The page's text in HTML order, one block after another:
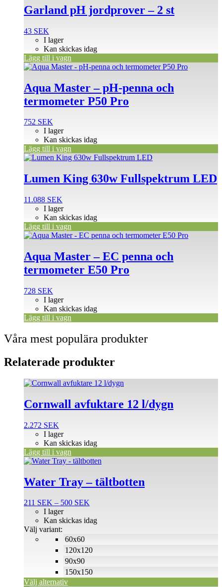
Garland pH jordprover – 2 st
43 SEK
I lager
Kan skickas idag
Lägg till i vagn
Aqua Master – pH-penna och
termometer P50 Pro
752 SEK
I lager
Kan skickas idag
Lägg till i vagn
Lumen King 630w Fullspektrum LED
11.088 SEK
I lager
Kan skickas idag
Lägg till i vagn
Aqua Master – EC penna och
termometer E50 Pro
728 SEK
I lager
Kan skickas idag
Lägg till i vagn
Våra mest populära produkter
Relaterade produkter
Cornwall avfuktare 12 l/dygn
2.272 SEK
I lager
Kan skickas idag
Lägg till i vagn
Water Tray – tältbotten
211 SEK – 500 SEK
till
60x60
120x120
90x90
150x150
I lager
Kan skickas idag
Välj variant:
Välj alternativ
Den
produkten
har
varianter.
olika
alternativen